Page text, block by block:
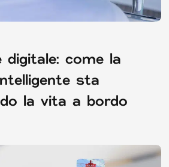
digitale: come la
sta
la vita a bordo